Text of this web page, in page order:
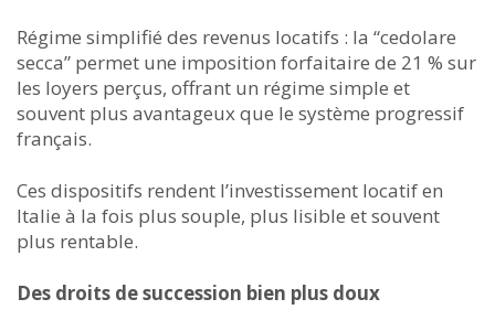
Régime simplifié des revenus locatifs : la “cedolare
secca” permet une imposition forfaitaire de 21 % sur
les loyers perçus, offrant un régime simple et
souvent plus avantageux que le système progressif
français.
Ces dispositifs rendent l’investissement locatif en
Italie à la fois plus souple, plus lisible et souvent
plus rentable.
Des droits de succession bien plus doux